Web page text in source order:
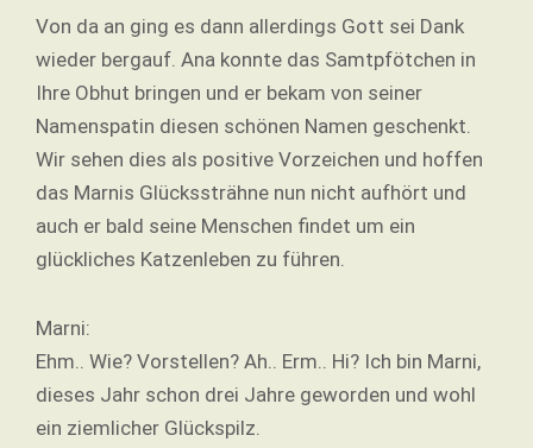
Von da an ging es dann allerdings Gott sei Dank
wieder bergauf. Ana konnte das Samtpfötchen in
Ihre Obhut bringen und er bekam von seiner
Namenspatin diesen schönen Namen geschenkt.
Wir sehen dies als positive Vorzeichen und hoffen
das Marnis Glückssträhne nun nicht aufhört und
auch er bald seine Menschen findet um ein
glückliches Katzenleben zu führen.
Marni:
Ehm.. Wie? Vorstellen? Ah.. Erm.. Hi? Ich bin Marni,
dieses Jahr schon drei Jahre geworden und wohl
ein ziemlicher Glückspilz.